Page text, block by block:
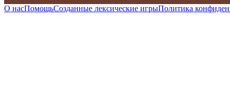
О насПомощьСозданные лексические игрыПолитика